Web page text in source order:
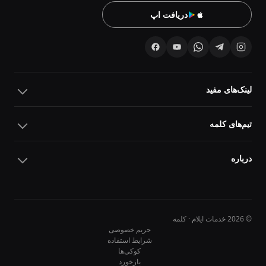
دریافت اپ
لینک‌های مفید
تیم‌های کلمه
درباره
© 2026 خدمات ایلام · کلمه
حریم خصوصی
شرایط استفاده
کوکی‌ها
بازخورد
10